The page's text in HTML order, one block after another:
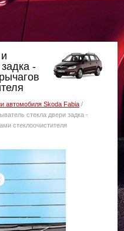
-
автомобиля Skoda Fabia /
стекла двери задка -
стеклоочистителя